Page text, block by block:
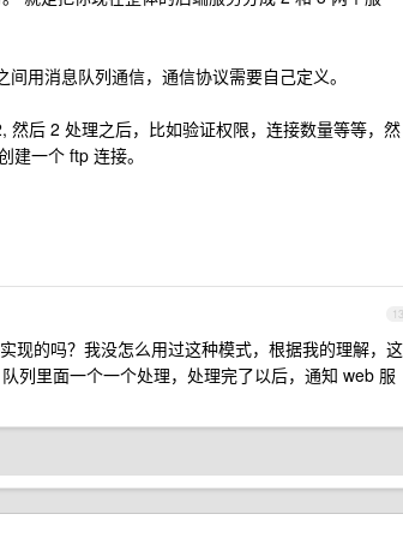
用消息队列通信，通信协议需要自己定义。
后 2 处理之后，比如验证权限，连接数量等等，然
建一个 ftp 连接。
13
现的吗？我没怎么用过这种模式，根据我的理解，这
列里面一个一个处理，处理完了以后，通知 web 服